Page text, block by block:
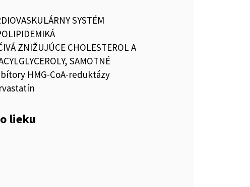
SYSTÉM
ZNIŽUJÚCE CHOLESTEROL A
SAMOTNÉ
HMG-CoA-reduktázy
lieku